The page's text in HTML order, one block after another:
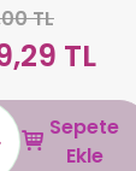
TL
TL
Sepete
Ekle